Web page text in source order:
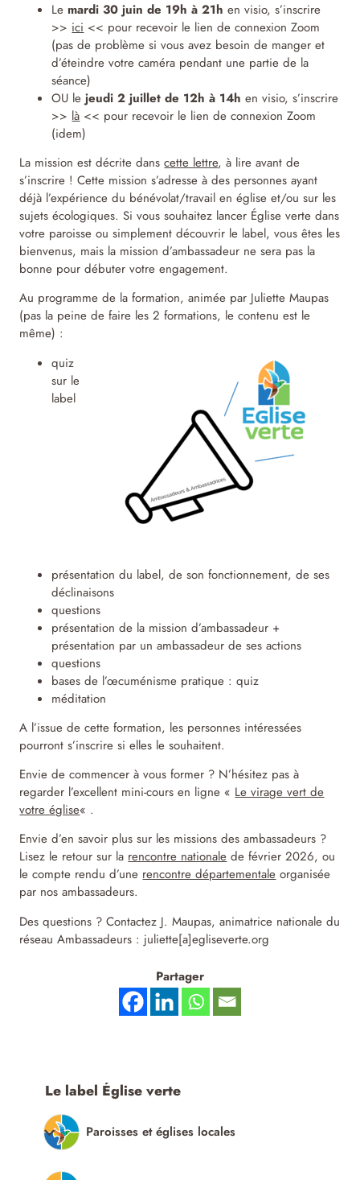
Le label Église verte
Paroisses et églises locales
Le mardi 30 juin de 19h à 21h en visio, s’inscrire
>> ici << pour recevoir le lien de connexion Zoom
(pas de problème si vous avez besoin de manger et
d’éteindre votre caméra pendant une partie de la
séance)
OU lejeudi 2 juillet de 12h à 14h en visio, s’inscrire
>> là << pour recevoir le lien de connexion Zoom
(idem)
La mission est décrite danscette lettre, à lire avant de
s’inscrire ! Cette mission s’adresse à des personnes ayant
déjà l’expérience du bénévolat/travail en église et/ou sur les
sujets écologiques. Si vous souhaitez lancer Église verte dans
votre paroisse ou simplement découvrir le label, vous êtes les
bienvenus, mais la mission d’ambassadeur ne sera pas la
bonne pour débuter votre engagement.
Au programme de la formation, animée par Juliette Maupas
(pas la peine de faire les 2 formations, le contenu est le
même) :
quiz
sur le
label
présentation du label, de son fonctionnement, de ses
déclinaisons
questions
présentation de la mission d’ambassadeur +
présentation par un ambassadeur de ses actions
questions
bases de l’œcuménisme pratique : quiz
méditation
A l’issue de cette formation, les personnes intéressées
pourront s’inscrire si elles le souhaitent.
Envie de commencer à vous former ? N’hésitez pas à
regarder l’excellent mini-cours en ligne « Le virage vert de
votre église« .
Envie d’en savoir plus sur les missions des ambassadeurs ?
Lisez le retour sur larencontre nationalede février 2026, ou
le compte rendu d’unerencontre départementaleorganisée
par nos ambassadeurs.
Des questions ? Contactez J. Maupas, animatrice nationale du
réseau Ambassadeurs : juliette[a]egliseverte.org
Partager